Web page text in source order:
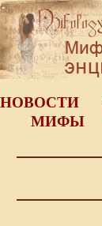
НОВОСТИ
МИФЫ